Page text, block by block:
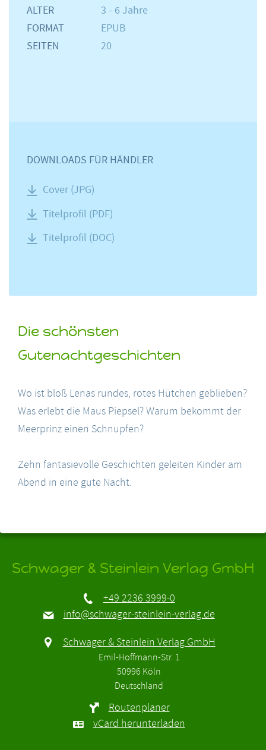
ALTER
3 - 6 Jahre
FORMAT
EPUB
SEITEN
20
DOWNLOADS FÜR HÄNDLER
Cover (JPG)
Titelprofil (PDF)
Titelprofil (DOC)
Die schönsten
Gutenachtgeschichten
Wo ist bloß Lenas rundes, rotes Hütchen geblieben?
Was erlebt die Maus Piepsel? Warum bekommt der
Meerprinz einen Schnupfen?
Zehn fantasievolle Geschichten geleiten Kinder am
Abend in eine gute Nacht.
Schwager & Steinlein Verlag GmbH
+49 2236 3999-0
info@schwager-steinlein-verlag.de
Schwager & Steinlein Verlag GmbH
Emil-Hoffmann-Str. 1
50996 Köln
Deutschland
Routenplaner
vCard herunterladen